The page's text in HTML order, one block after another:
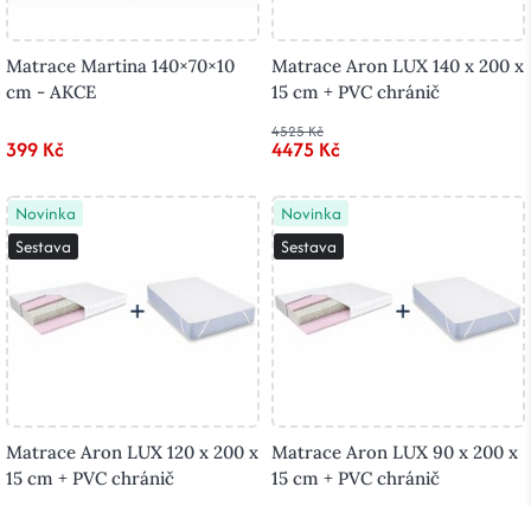
Matrace Martina 140×70×10
cm - AKCE
399 Kč
Matrace Aron LUX 140 x 200 x
15 cm + PVC chránič
4525 Kč
4475 Kč
Novinka
Sestava
Matrace Aron LUX 120 x 200 x
15 cm + PVC chránič
Novinka
Sestava
Matrace Aron LUX 90 x 200 x
15 cm + PVC chránič